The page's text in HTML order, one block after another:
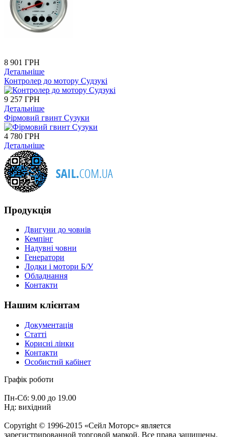
8 901 ГРН
Детальніше
Контролер до мотору Судзукі
9 257 ГРН
Детальніше
Фірмовий гвинт Сузуки
4 780 ГРН
Детальніше
Продукція
Двигуни до човнів
Кемпінг
Надувні човни
Генератори
Лодки і мотори Б/У
Обладнання
Контакти
Нашим клієнтам
Документація
Статті
Корисні лінки
Контакти
Особистий кабінет
Графік роботи
Пн-Сб: 9.00 до 19.00
Нд: вихідний
Copyright © 1996-2015 «Сейл Моторс» является
зарегистрированной торговой маркой. Все права защищены.